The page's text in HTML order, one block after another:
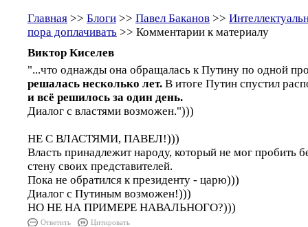
Главная >> Блоги >> Павел Баканов >>
пора доплачивать >> Комментарии к материалу
Виктор Киселев
"...что однажды она обращалась к Путину по одной
решалась несколько лет. В итоге Путин спустил
и всё решилось за один день.
Диалог с властями возможен.")))
НЕ С ВЛАСТЯМИ, ПАВЕЛ!)))
Власть принадлежит народу, который не мог
стену своих представителей.
Пока не обратился к президенту - царю)))
Диалог с Путиным возможен!)))
НО НЕ НА ПРИМЕРЕ НАВАЛЬНОГО?)))
Ответить Цитировать